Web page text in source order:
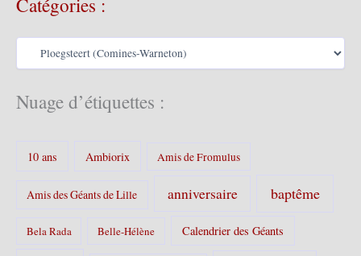
s
C
é
g
Nuage d’étiquettes :
10 ans Ambiorix Amis de Fromulus
Amis des Géants de Lille anniversaire baptême
Bela Rada Belle-Hélène Calendrier des Géants